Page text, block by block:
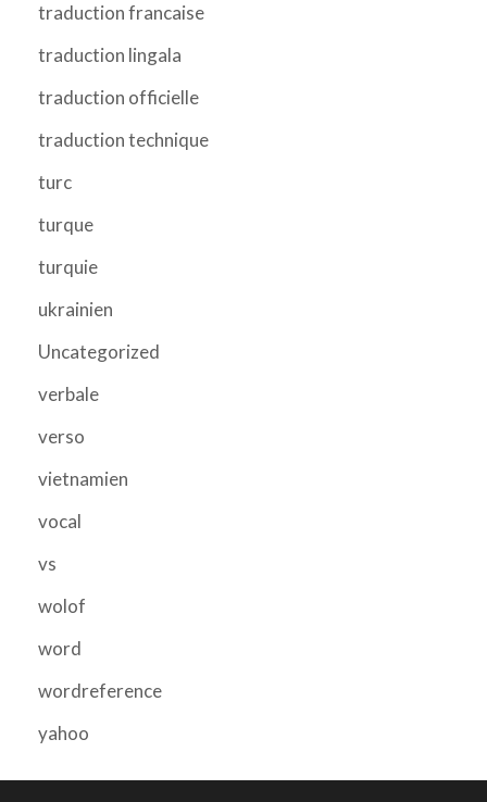
traduction francaise
traduction lingala
traduction officielle
traduction technique
turc
turque
turquie
ukrainien
Uncategorized
verbale
verso
vietnamien
vocal
vs
wolof
word
wordreference
yahoo